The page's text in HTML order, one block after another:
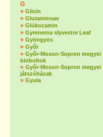
G
» Glicin
» Glutaminsav
» Glükozamin
» Gymnema slyvestre Leaf
» Gyöngyös
» Győr
» Győr-Moson-Sopron megyei
bioboltok
» Győr-Moson-Sopron megyei
játszóházak
» Gyula